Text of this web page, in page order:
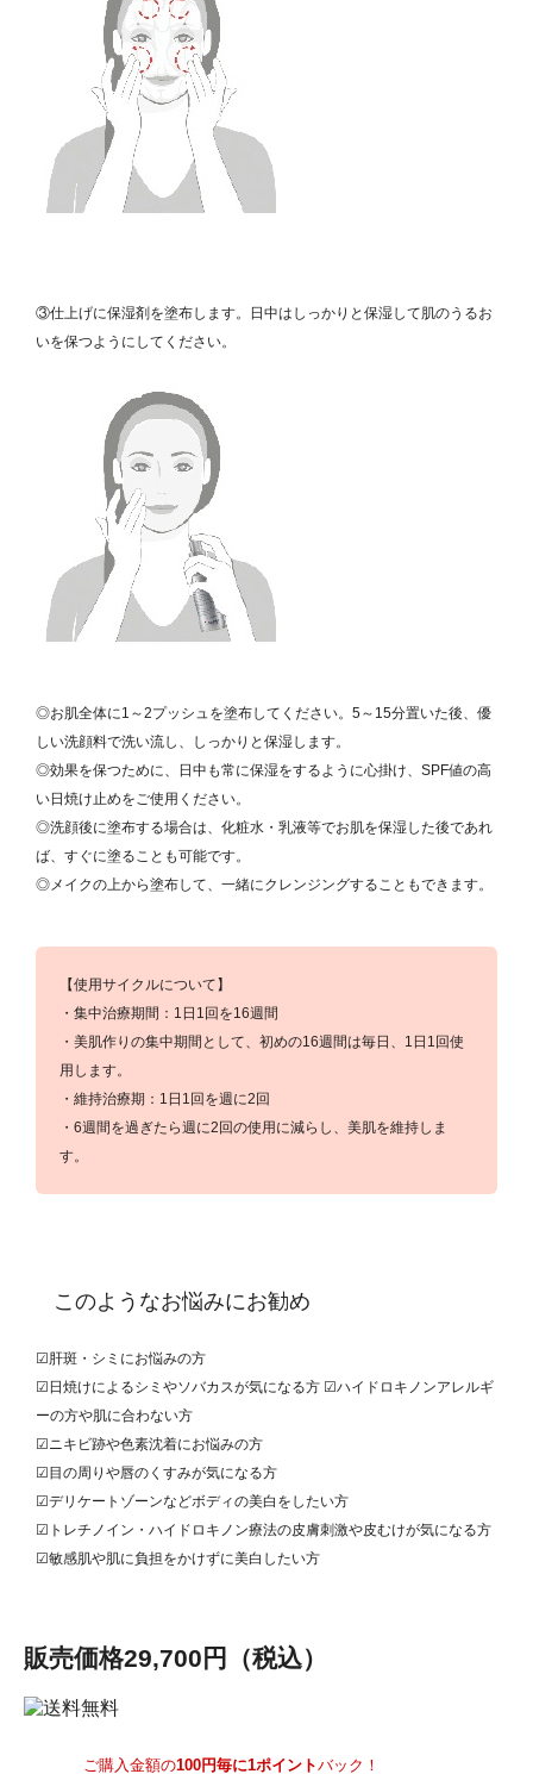
③仕上げに保湿剤を塗布します。日中はしっかりと保湿して肌のうるお
いを保つようにしてください。
◎お肌全体に1～2プッシュを塗布してください。5～15分置いた後、優
しい洗顔料で洗い流し、しっかりと保湿します。
◎効果を保つために、日中も常に保湿をするように心掛け、SPF値の高
い日焼け止めをご使用ください。
◎洗顔後に塗布する場合は、化粧水・乳液等でお肌を保湿した後であれ
ば、すぐに塗ることも可能です。
◎メイクの上から塗布して、一緒にクレンジングすることもできます。
【使用サイクルについて】
・集中治療期間：1日1回を16週間
・美肌作りの集中期間として、初めの16週間は毎日、1日1回使
用します。
・維持治療期：1日1回を週に2回
・6週間を過ぎたら週に2回の使用に減らし、美肌を維持しま
す。
このようなお悩みにお勧め
☑肝斑・シミにお悩みの方
☑日焼けによるシミやソバカスが気になる方 ☑ハイドロキノンアレルギ
ーの方や肌に合わない方
☑ニキビ跡や色素沈着にお悩みの方
☑目の周りや唇のくすみが気になる方
☑デリケートゾーンなどボディの美白をしたい方
☑トレチノイン・ハイドロキノン療法の皮膚刺激や皮むけが気になる方
☑敏感肌や肌に負担をかけずに美白したい方
販売価格29,700円 （税込）
ご購入金額の100円毎に1ポイントバック！